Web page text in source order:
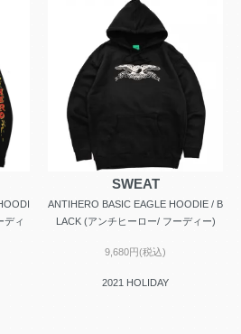
ディ
SWEAT
ANTIHERO BASIC EAGLE HOODIE / B
LACK (アンチヒーロー/ フーディー)
9,680円(税込)
2021 HOLIDAY